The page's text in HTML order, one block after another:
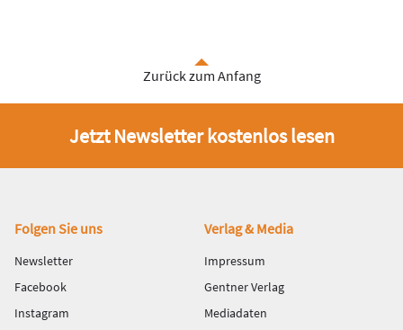
Zurück zum Anfang
Jetzt Newsletter kostenlos lesen
Fußbereich
Folgen Sie uns
Newsletter
Facebook
Instagram
Verlag & Media
Impressum
Gentner Verlag
Mediadaten